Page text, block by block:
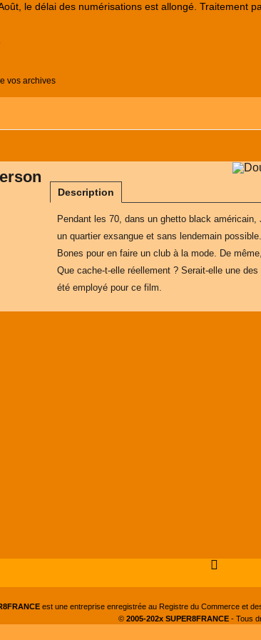
le délai des numérisations est allongé. Traitement
vos archives
Description
Pendant les 70, dans un ghetto black
un quartier exsangue et sans lendemain
Bones pour en faire un club à la mode. De
Que cache-t-elle réellement ? Serait-elle une
été employé pour ce film.
est une entreprise enregistrée au Registre du Commerce et
© 2005-202x SUPER8FRANCE- Tous